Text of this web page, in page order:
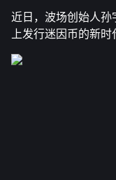
近日，波场创始人
上发行迷因币的新时